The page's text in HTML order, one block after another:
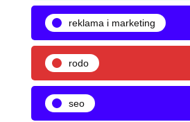
reklama i marketing
rodo
seo